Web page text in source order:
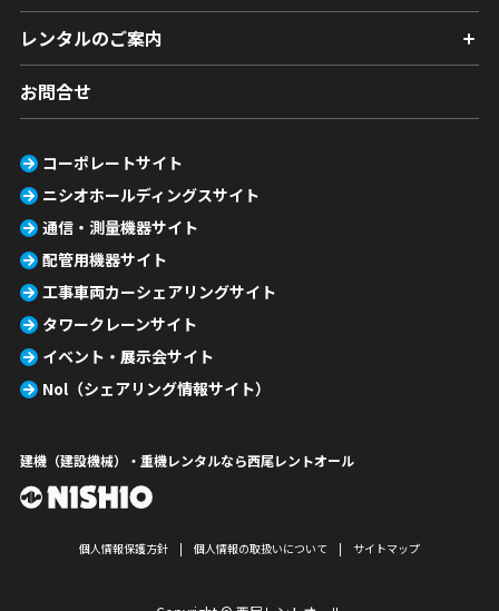
レンタルのご案内
お問合せ
コーポレートサイト
ニシオホールディングスサイト
通信・測量機器サイト
配管用機器サイト
工事車両カーシェアリングサイト
タワークレーンサイト
イベント・展示会サイト
Nol（シェアリング情報サイト）
建機（建設機械）・重機レンタルなら西尾レントオール
個人情報保護方針 個人情報の取扱いについて サイトマップ